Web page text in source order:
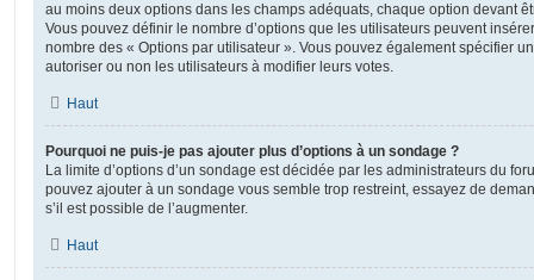
au moins deux options dans les champs adéquats, chaque option devant
Vous pouvez définir le nombre d’options que les utilisateurs peuvent
nombre des « Options par utilisateur ». Vous pouvez également spécifier
autoriser ou non les utilisateurs à modifier leurs votes.
Haut
Pourquoi ne puis-je pas ajouter plus d’options à un sondage ?
La limite d’options d’un sondage est décidée par les administrateurs du
pouvez ajouter à un sondage vous semble trop restreint, essayez de
s’il est possible de l’augmenter.
Haut